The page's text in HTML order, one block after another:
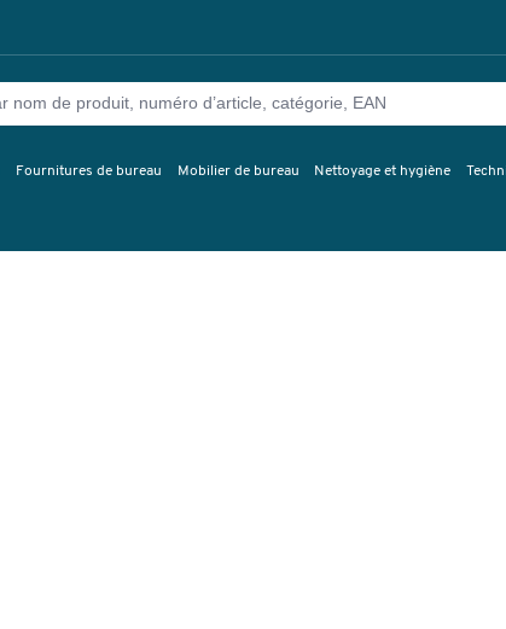
Fournitures de bureau Mobilier de bureau Nettoyage et hygiène